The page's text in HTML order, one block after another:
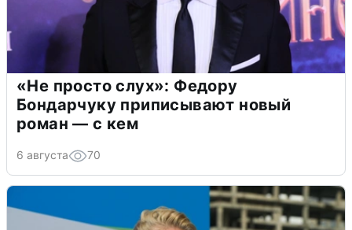
«Не просто слух»: Федору
Бондарчуку приписывают новый
роман — с кем
6 августа 70